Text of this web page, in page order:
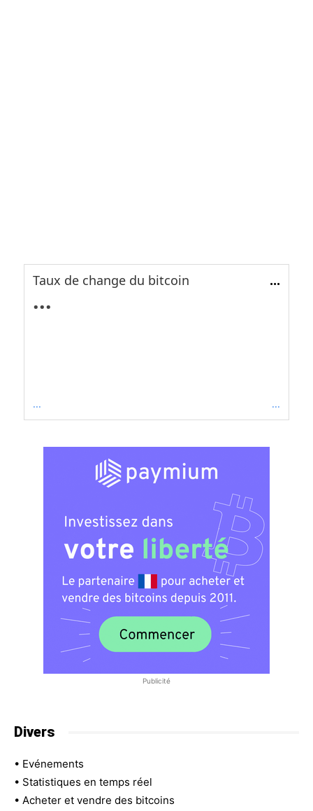
Taux de change du bitcoin ...
...
... ...
Publicité
Divers
• Evénements
• Statistiques en temps réel
• Acheter et vendre des bitcoins